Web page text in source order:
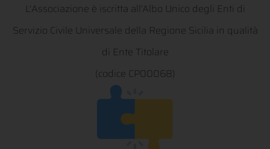
L'Associazione è iscritta all’Albo Unico degli Enti di
Servizio Civile Universale della Regione Sicilia in qualità
di Ente Titolare
(codice CP00068)